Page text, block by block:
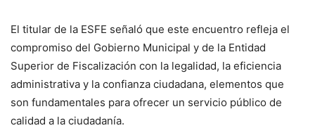
El titular de la ESFE señaló que este encuentro refleja el
compromiso del Gobierno Municipal y de la Entidad
Superior de Fiscalización con la legalidad, la eficiencia
administrativa y la confianza ciudadana, elementos que
son fundamentales para ofrecer un servicio público de
calidad a la ciudadanía.